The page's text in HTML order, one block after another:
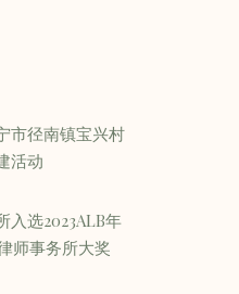
市径南镇宝兴村
活动
入选2023ALB年
师事务所大奖